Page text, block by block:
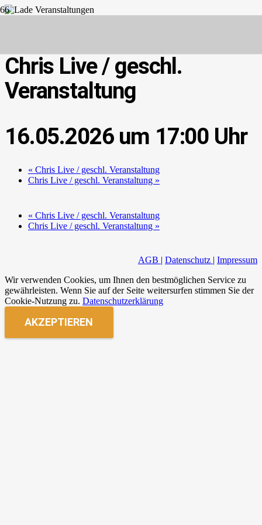
Chris Live / geschl.
Veranstaltung
16.05.2026 um 17:00
« Chris Live / geschl. Veranstaltung
Chris Live / geschl. Veranstaltung »
« Chris Live / geschl. Veranstaltung
Chris Live / geschl. Veranstaltung »
AGB | Datenschutz | Impressum
Wir verwenden Cookies, um Ihnen den bestmöglichen Service zu
gewährleisten. Wenn Sie auf der Seite weitersurfen stimmen Sie der
Cookie-Nutzung zu. Datenschutzerklärung
AKZEPTIEREN